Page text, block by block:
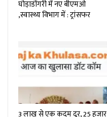
घोड़ाडोंगरी में नए बीएमओ
,स्वास्थ्य विभाग में : ट्रांसफर
3 लाख से एक कदम दूर, 25 हजार